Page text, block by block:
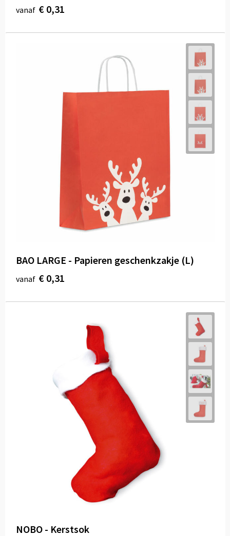
vanaf € 0,31
BAO LARGE - Papieren geschenkzakje (L)
vanaf € 0,31
NOBO - Kerstsok